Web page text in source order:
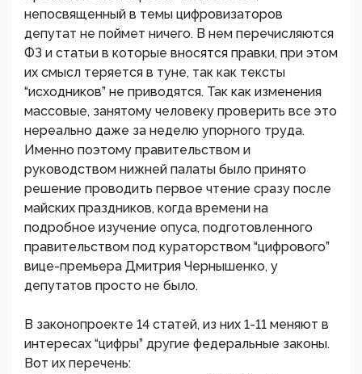
непосвященный в темы цифровизаторов
депутат не поймет ничего. В нем перечисляются
ФЗ и статьи в которые вносятся правки, при этом
их смысл теряется в туне, так как тексты
“исходников” не приводятся. Так как изменения
массовые, занятому человеку проверить все это
нереально даже за неделю упорного труда.
Именно поэтому правительством и
руководством нижней палаты было принято
решение проводить первое чтение сразу после
майских праздников, когда времени на
подробное изучение опуса, подготовленного
правительством под кураторством “цифрового”
вице-премьера Дмитрия Чернышенко, у
депутатов просто не было.
В законопроекте 14 статей, из них 1-11 меняют в
интересах “цифры” другие федеральные законы.
Вот их перечень: